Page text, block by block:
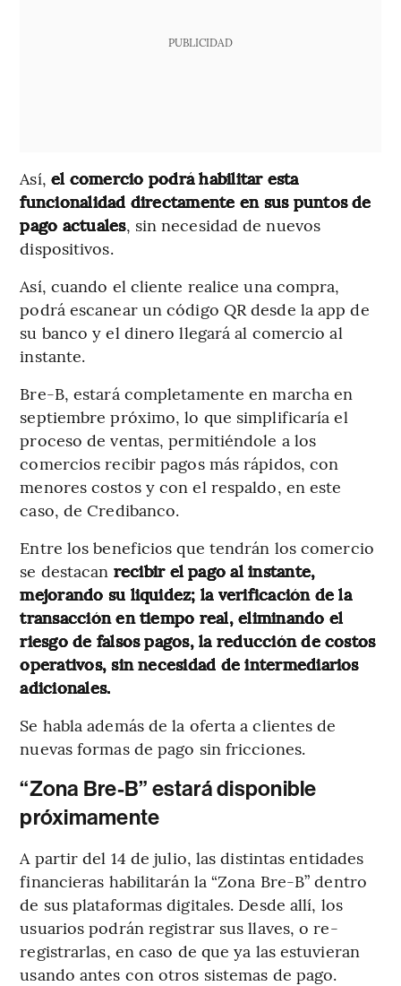
PUBLICIDAD
Así, el comercio podrá habilitar esta
funcionalidad directamente en sus puntos de
pago actuales, sin necesidad de nuevos
dispositivos.
Así, cuando el cliente realice una compra,
podrá escanear un código QR desde la app de
su banco y el dinero llegará al comercio al
instante.
Bre-B, estará completamente en marcha en
septiembre próximo, lo que simplificaría el
proceso de ventas, permitiéndole a los
comercios recibir pagos más rápidos, con
menores costos y con el respaldo, en este
caso, de Credibanco.
Entre los beneficios que tendrán los comercio
se destacan recibir el pago al instante,
mejorando su liquidez; la verificación de la
transacción en tiempo real, eliminando el
riesgo de falsos pagos, la reducción de costos
operativos, sin necesidad de intermediarios
adicionales.
Se habla además de la oferta a clientes de
nuevas formas de pago sin fricciones.
“Zona Bre-B” estará disponible
próximamente
A partir del 14 de julio, las distintas entidades
financieras habilitarán la “Zona Bre-B” dentro
de sus plataformas digitales. Desde allí, los
usuarios podrán registrar sus llaves, o re-
registrarlas, en caso de que ya las estuvieran
usando antes con otros sistemas de pago.